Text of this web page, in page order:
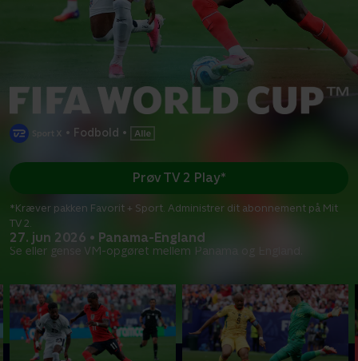
• Fodbold •
27. jun 2026 • Panama-England
Se eller gense VM-opgøret mellem Panama og England.
Prøv TV 2 Play*
*Kræver pakken Favorit + Sport. Administrer dit abonnement på Mit
TV 2.